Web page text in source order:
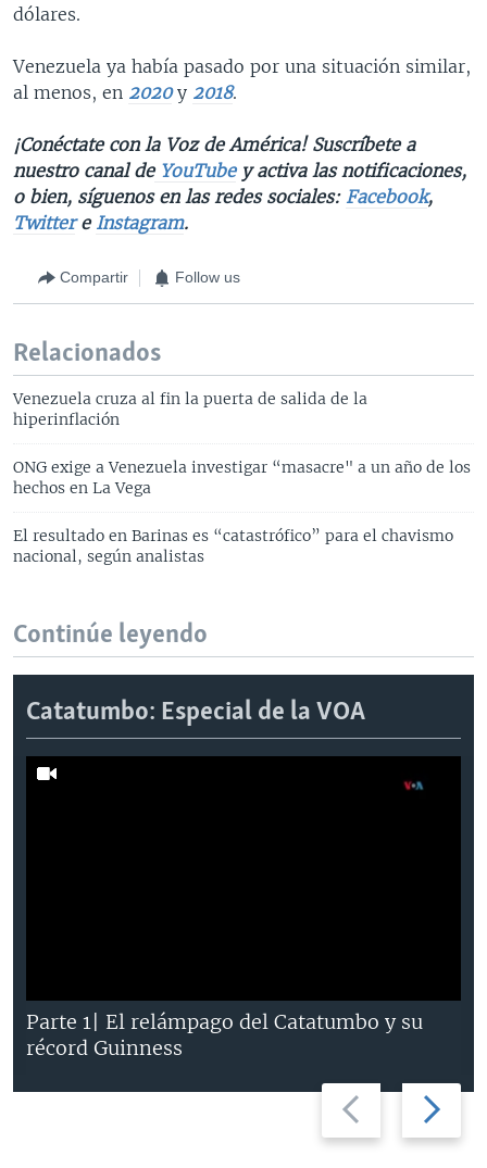
dólares.
Venezuela ya había pasado por una situación similar,
al menos, en 2020y 2018.
¡Conéctate con la Voz de América! Suscríbete a
nuestro canal deYouTube y activa las notificaciones,
o bien, síguenos en las redes sociales: Facebook,
Twittere Instagram.
Compartir Follow us
Relacionados
Venezuela cruza al fin la puerta de salida de la
hiperinflación
ONG exige a Venezuela investigar “masacre" a un año de los
hechos en La Vega
El resultado en Barinas es “catastrófico” para el chavismo
nacional, según analistas
Continúe leyendo
Catatumbo: Especial de la VOA
Previous
slide
Next
slide
Parte 1| El relámpago del Catatumbo y su
récord Guinness